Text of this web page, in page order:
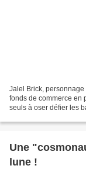
Jalel Brick,
fonds de commerce en
seuls à oser défier les
Une
lune !